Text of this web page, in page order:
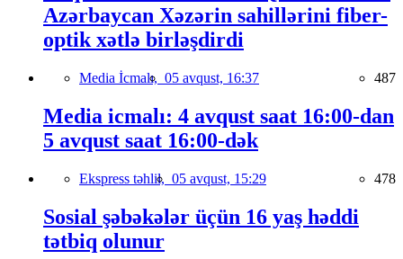
Azərbaycan Xəzərin sahillərini fiber-
optik xətlə birləşdirdi
Media İcmalı, 05 avqust, 16:37 487
Media icmalı: 4 avqust saat 16:00-dan
5 avqust saat 16:00-dək
Ekspress təhlil, 05 avqust, 15:29 478
Sosial şəbəkələr üçün 16 yaş həddi
tətbiq olunur